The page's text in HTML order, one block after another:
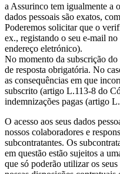
a Assurinco tem igualmente a
dados pessoais são exatos,
Poderemos solicitar que o
ex., registando o seu e-mail
endereço eletrónico).
No momento da subscrição
de resposta obrigatória. No
as consequências em que
subscrito (artigo L.113-8 do
indemnizações pagas (artigo
O acesso aos seus dados
nossos colaboradores e
subcontratantes. Os
em questão estão sujeitos a
que só poderão utilizar os